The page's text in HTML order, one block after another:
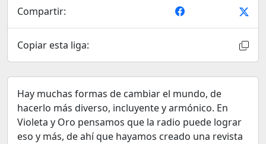
Compartir:
Copiar esta liga:
Hay muchas formas de cambiar el mundo, de
hacerlo más diverso, incluyente y armónico. En
Violeta y Oro pensamos que la radio puede lograr
eso y más, de ahí que hayamos creado una revista